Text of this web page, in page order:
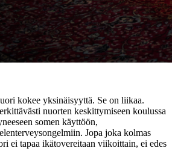
kokee yksinäisyyttä. Se on liikaa.
nuorten keskittymiseen koulussa
somen käyttöön,
Jopa joka kolmas
ei tapaa ikätovereitaan viikoittain, ei edes